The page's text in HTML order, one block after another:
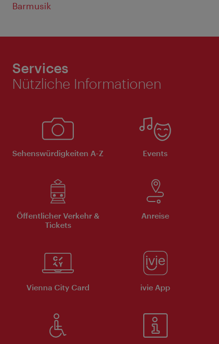
Barmusik
Services
Nützliche Informationen
Sehenswürdigkeiten A-Z Events
Öffentlicher Verkehr &
Tickets
Anreise
Vienna City Card ivie App